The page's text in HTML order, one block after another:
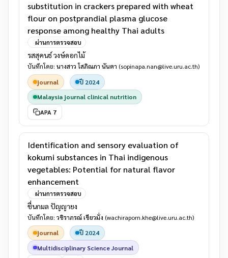
substitution in crackers prepared with wheat
flour on postprandial plasma glucose
response among healthy Thai adults
ผ่านการตรวจสอบ
รสสุคนธ์ วงษ์ดอกไม้
บันทึกโดย: นางสาว โสภิณภา นันตา (sopinapa.nan@live.uru.ac.th)
journal
ปี 2024
Malaysia journal clinical nutrition
APA 7
Identification and sensory evaluation of
kokumi substances in Thai indigenous
vegetables: Potential for natural flavor
enhancement
ผ่านการตรวจสอบ
ชื่นกมล ปัญญายง
บันทึกโดย: วชิราภรณ์ เขียวมั่ง (wachiraporn.khe@live.uru.ac.th)
journal
ปี 2024
Multidisciplinary Science Journal